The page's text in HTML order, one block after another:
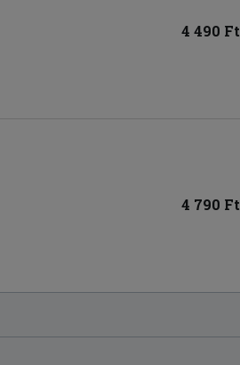
4 490 Ft
4 790 Ft